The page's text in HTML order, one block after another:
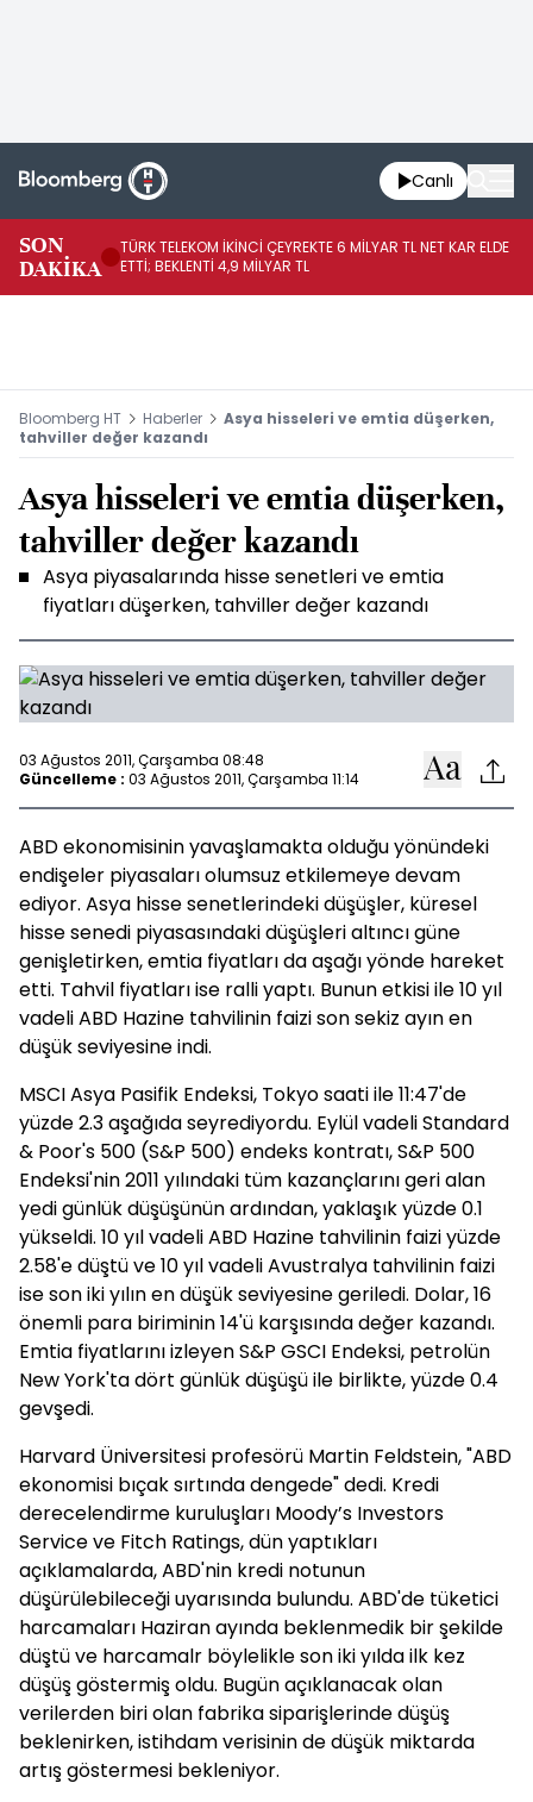
Canlı
SON
DAKİKA
TÜRK TELEKOM İKİNCİ ÇEYREKTE 6 MİLYAR TL NET KAR ELDE
ETTİ; BEKLENTİ 4,9 MİLYAR TL
Bloomberg HT Haberler
Asya hisseleri ve emtia düşerken,
tahviller değer kazandı
Asya hisseleri ve emtia düşerken,
tahviller değer kazandı
Asya piyasalarında hisse senetleri ve emtia
fiyatları düşerken, tahviller değer kazandı
03 Ağustos 2011, Çarşamba 08:48
Güncelleme : 03 Ağustos 2011, Çarşamba 11:14
ABD ekonomisinin yavaşlamakta olduğu yönündeki
endişeler piyasaları olumsuz etkilemeye devam
ediyor. Asya hisse senetlerindeki düşüşler, küresel
hisse senedi piyasasındaki düşüşleri altıncı güne
genişletirken, emtia fiyatları da aşağı yönde hareket
etti. Tahvil fiyatları ise ralli yaptı. Bunun etkisi ile 10 yıl
vadeli ABD Hazine tahvilinin faizi son sekiz ayın en
düşük seviyesine indi.
MSCI Asya Pasifik Endeksi, Tokyo saati ile 11:47'de
yüzde 2.3 aşağıda seyrediyordu. Eylül vadeli Standard
& Poor's 500 (S&P 500) endeks kontratı, S&P 500
Endeksi'nin 2011 yılındaki tüm kazançlarını geri alan
yedi günlük düşüşünün ardından, yaklaşık yüzde 0.1
yükseldi. 10 yıl vadeli ABD Hazine tahvilinin faizi yüzde
2.58'e düştü ve 10 yıl vadeli Avustralya tahvilinin faizi
ise son iki yılın en düşük seviyesine geriledi. Dolar, 16
önemli para biriminin 14'ü karşısında değer kazandı.
Emtia fiyatlarını izleyen S&P GSCI Endeksi, petrolün
New York'ta dört günlük düşüşü ile birlikte, yüzde 0.4
gevşedi.
Harvard Üniversitesi profesörü Martin Feldstein, "ABD
ekonomisi bıçak sırtında dengede" dedi. Kredi
derecelendirme kuruluşları Moody’s Investors
Service ve Fitch Ratings, dün yaptıkları
açıklamalarda, ABD'nin kredi notunun
düşürülebileceği uyarısında bulundu. ABD'de tüketici
harcamaları Haziran ayında beklenmedik bir şekilde
düştü ve harcamalr böylelikle son iki yılda ilk kez
düşüş göstermiş oldu. Bugün açıklanacak olan
verilerden biri olan fabrika siparişlerinde düşüş
beklenirken, istihdam verisinin de düşük miktarda
artış göstermesi bekleniyor.